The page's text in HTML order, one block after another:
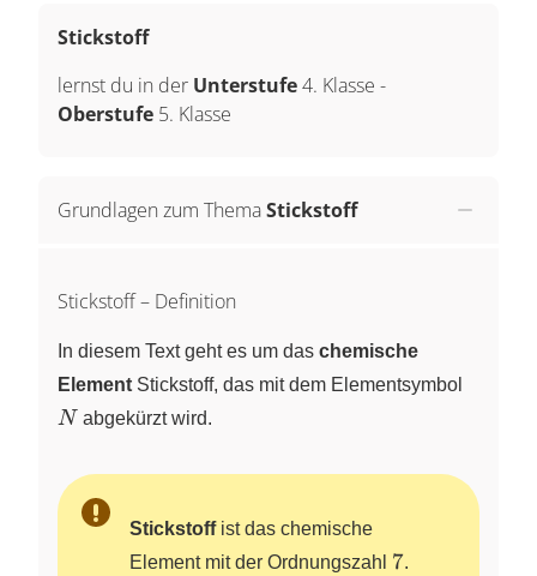
Stickstoff
lernst du in der Unterstufe4. Klasse -
Oberstufe 5. Klasse
Grundlagen zum ThemaStickstoff
Stickstoff – Definition
In diesem Text geht es um das chemische
Element Stickstoff, das mit dem Elementsymbol
N abgekürzt wird.
Stickstoffist das chemische
Element mit der Ordnungszahl 7
7.